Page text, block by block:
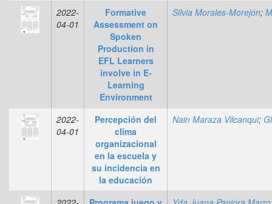
2022-
04-01
Formative
Assessment on
Spoken
Production in
EFL Learners
involve in E-
Learning
Environment
Silvia Morales-Morejón; Marta Álvarez-Peña
2022-
04-01
Percepción del
clima
organizacional
en la escuela y
su incidencia en
la educación
Nain Maraza Vilcanqui; Gladys Martha Flores Choque